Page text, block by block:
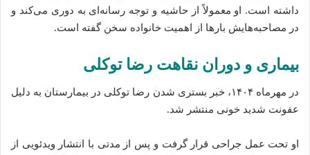
داشته است. او معمولاً از حاشیه و توجه رسانه‌ای به دوری می‌کند و
در مصاحبه‌هایش بارها از اهمیت خانواده سخن گفته است.
بیماری و دوران نقاهت رضا توکلی
در مهرماه ۱۴۰۴، خبر بستری شدن رضا توکلی در بیمارستان به دلیل
عفونت شدید خونی منتشر شد.
او تحت عمل جراحی قرار گرفت و پس از مدتی با انتشار ویدئویی از